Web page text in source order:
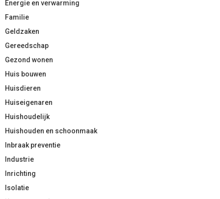
Energie en verwarming
Familie
Geldzaken
Gereedschap
Gezond wonen
Huis bouwen
Huisdieren
Huiseigenaren
Huishoudelijk
Huishouden en schoonmaak
Inbraak preventie
Industrie
Inrichting
Isolatie